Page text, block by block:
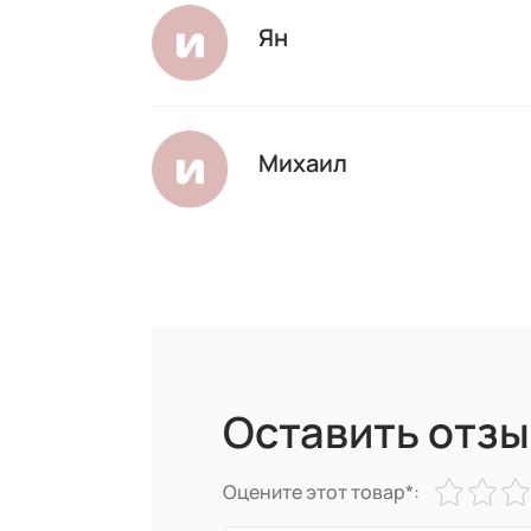
Ян
Михаил
Оставить
Оцените этот товар*: